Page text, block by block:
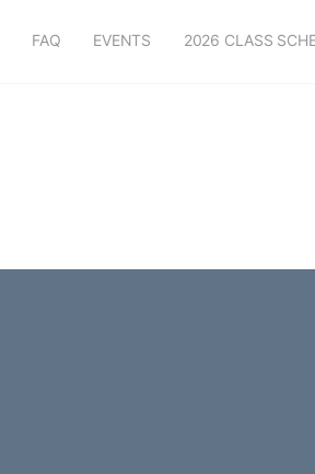
FAQ EVENTS 2026 CLASS